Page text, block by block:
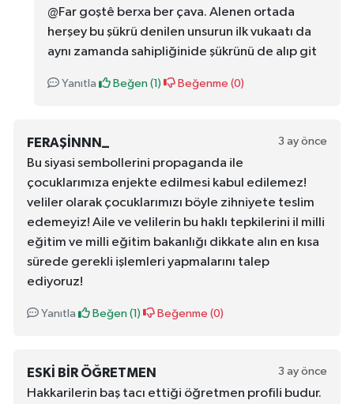
@Far goştê berxa ber çava. Alenen ortada
herşey bu şükrü denilen unsurun ilk vukaatı da
aynı zamanda sahipliğinide şükrünü de alıp git
Yanıtla Beğen (1 ) Beğenme (0)
FERAŞINNN_ 3 ay önce
Bu siyasi sembollerini propaganda ile
çocuklarımıza enjekte edilmesi kabul edilemez!
veliler olarak çocuklarımızı böyle zihniyete teslim
edemeyiz! Aile ve velilerin bu haklı tepkilerini il milli
eğitim ve milli eğitim bakanlığı dikkate alın en kısa
sürede gerekli işlemleri yapmalarını talep
ediyoruz!
Yanıtla Beğen (1 ) Beğenme (0)
ESKI BIR ÖĞRETMEN 3 ay önce
Hakkarilerin baş tacı ettiği öğretmen profili budur.